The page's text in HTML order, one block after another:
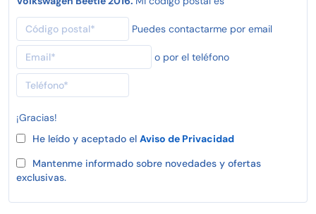
Puedes contactarme por email
o por el teléfono
¡Gracias!
He leído y aceptado el Aviso de Privacidad
Mantenme informado sobre novedades y ofertas
exclusivas.